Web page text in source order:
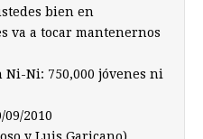
bien en
va a tocar mantenernos
Ni-Ni: 750,000 jóvenes ni
2010